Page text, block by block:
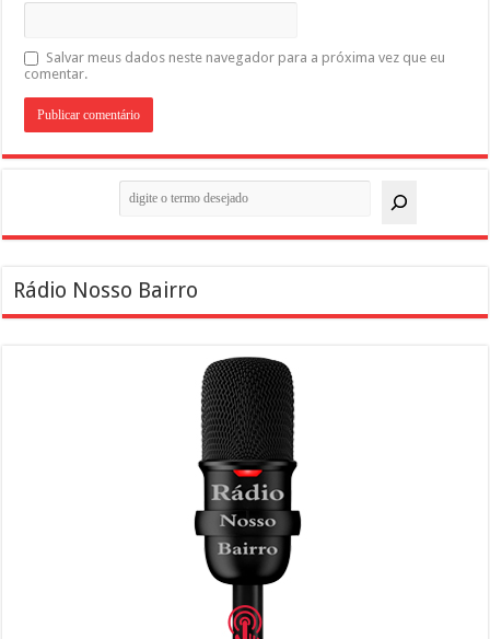
Salvar meus dados neste navegador para a próxima vez que eu
comentar.
Rádio Nosso Bairro